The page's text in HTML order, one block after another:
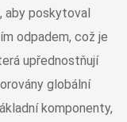
aby poskytoval
odpadem, což je
upřednostňují
globální
komponenty,